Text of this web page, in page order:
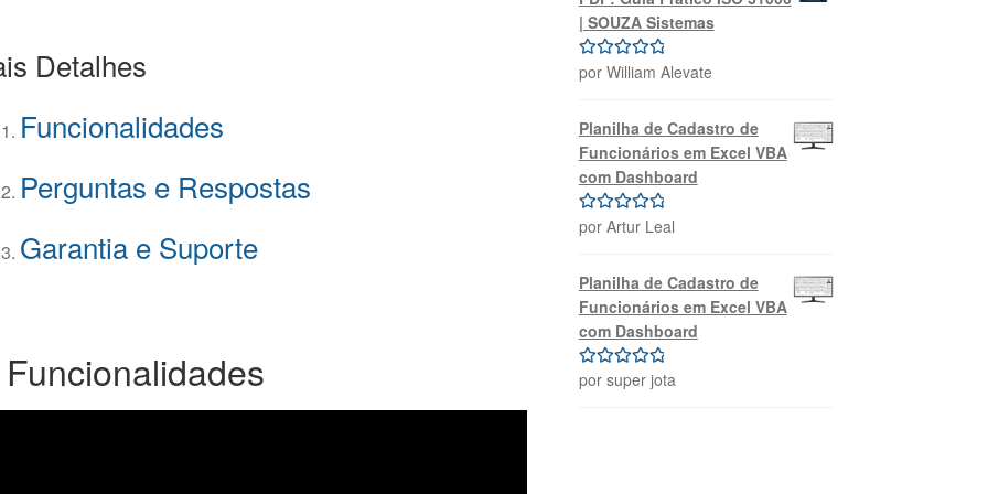
Detalhes
Funcionalidades
Perguntas e Respostas
Garantia e Suporte
| SOUZA Sistemas
Avaliação5
por William Alevate
Planilha de Cadastro de
Funcionários em Excel VBA
com Dashboard
Avaliação 5
por Artur Leal
Planilha de Cadastro de
Funcionários em Excel VBA
com Dashboard
Avaliação5
por super jota